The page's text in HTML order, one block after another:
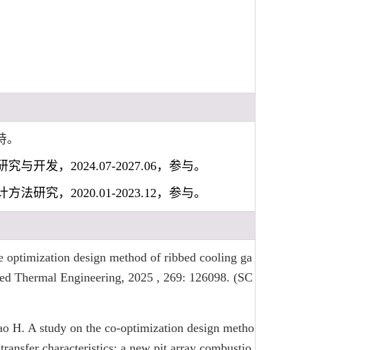
与开发，2024.07-2027.06，参与。
法研究，2020.01-2023.12，参与。
design method of ribbed cooling ga
Thermal Engineering, 2025 , 269: 126098. (SC
H. A study on the co-optimization design metho